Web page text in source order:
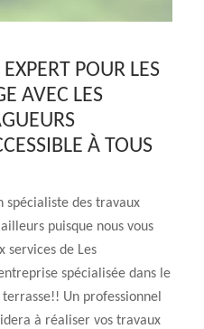
POUR LES
AVEC LES
À TOUS
spécialiste des travaux
puisque nous vous
services de Les
spécialisée dans le
Un professionnel
à réaliser vos travaux